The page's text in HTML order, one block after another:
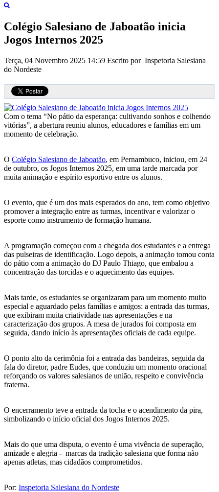
Colégio Salesiano de Jaboatão inicia
Jogos Internos 2025
Terça, 04 Novembro 2025 14:59 Escrito por Inspetoria Salesiana
do Nordeste
Com o tema “No pátio da esperança: cultivando sonhos e colhendo
vitórias”, a abertura reuniu alunos, educadores e famílias em um
momento de celebração.
O Colégio Salesiano de Jaboatão, em Pernambuco, iniciou, em 24
de outubro, os Jogos Internos 2025, em uma tarde marcada por
muita animação e espírito esportivo entre os alunos.
O evento, que é um dos mais esperados do ano, tem como objetivo
promover a integração entre as turmas, incentivar e valorizar o
esporte como instrumento de formação humana.
A programação começou com a chegada dos estudantes e a entrega
das pulseiras de identificação. Logo depois, a animação tomou conta
do pátio com a animação do DJ Paulo Thiago, que embalou a
concentração das torcidas e o aquecimento das equipes.
Mais tarde, os estudantes se organizaram para um momento muito
especial e aguardado pelas famílias e amigos: a entrada das turmas,
que exibiram muita criatividade nas apresentações e na
caracterização dos grupos. A mesa de jurados foi composta em
seguida, dando início às apresentações oficiais de cada equipe.
O ponto alto da cerimônia foi a entrada das bandeiras, seguida da
fala do diretor, padre Eudes, que conduziu um momento oracional
reforçando os valores salesianos de união, respeito e convivência
fraterna.
O encerramento teve a entrada da tocha e o acendimento da pira,
simbolizando o início oficial dos Jogos Internos 2025.
Mais do que uma disputa, o evento é uma vivência de superação,
amizade e alegria - marcas da tradição salesiana que forma não
apenas atletas, mas cidadãos comprometidos.
Por: Inspetoria Salesiana do Nordeste